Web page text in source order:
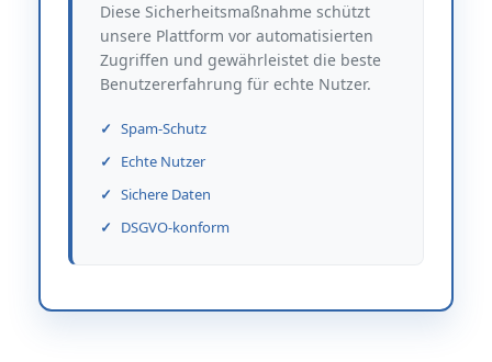
Diese Sicherheitsmaßnahme schützt
unsere Plattform vor automatisierten
Zugriffen und gewährleistet die beste
Benutzererfahrung für echte Nutzer.
Spam-Schutz
Echte Nutzer
Sichere Daten
DSGVO-konform